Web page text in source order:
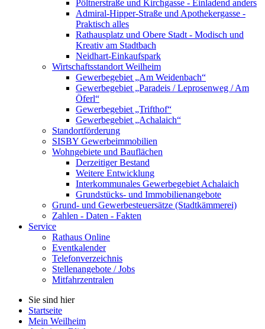
Pöltnerstraße und Kirchgasse - Einladend anders
Admiral-Hipper-Straße und Apothekergasse -
Praktisch alles
Rathausplatz und Obere Stadt - Modisch und
Kreativ am Stadtbach
Neidhart-Einkaufspark
Wirtschaftsstandort Weilheim
Gewerbegebiet „Am Weidenbach“
Gewerbegebiet „Paradeis / Leprosenweg / Am
Öferl“
Gewerbegebiet „Trifthof“
Gewerbegebiet „Achalaich“
Standortförderung
SISBY Gewerbeimmobilien
Wohngebiete und Bauflächen
Derzeitiger Bestand
Weitere Entwicklung
Interkommunales Gewerbegebiet Achalaich
Grundstücks- und Immobilienangebote
Grund- und Gewerbesteuersätze (Stadtkämmerei)
Zahlen - Daten - Fakten
Service
Rathaus Online
Eventkalender
Telefonverzeichnis
Stellenangebote / Jobs
Mitfahrzentralen
Sie sind hier
Startseite
Mein Weilheim